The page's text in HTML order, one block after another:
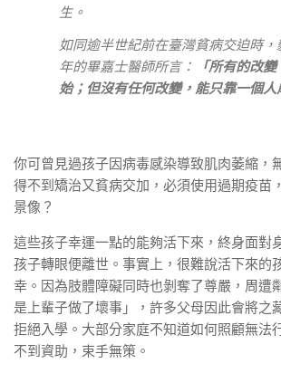
生。
如同逾半世紀前在臺灣貧病交迫時
年的畢嘉士醫師所言：
「所有的改
始；但沒有任何改變，能只靠一個人
你可曾見過孩子因病毒感染導致肌肉萎縮，
得不到矯治又貧病交加，必須使用過期疫苗
景像？
這些孩子幸運一點的能夠活下來，終身面對
孩子轉眼便離世。事實上，很難說活下來的
幸。因為肢體障礙同時也剝奪了尊嚴，周遭
是上輩子做了壞事」，許多父母因此會將之
拒絕入學。大部分家庭不知道如何照顧無法
不到資助，束手無策。